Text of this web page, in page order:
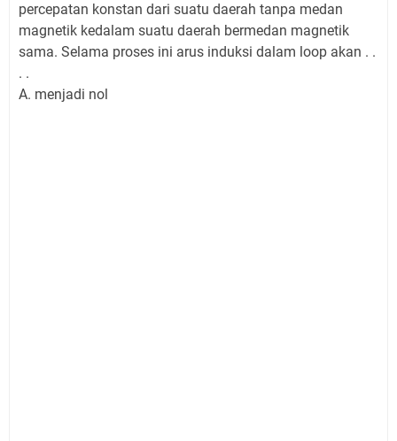
percepatan konstan dari suatu daerah tanpa medan
magnetik kedalam suatu daerah bermedan magnetik
sama. Selama proses ini arus induksi dalam loop akan . .
. .
A. menjadi nol